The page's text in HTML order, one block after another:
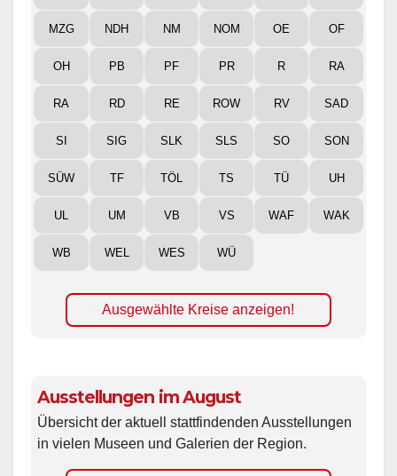
MZG NDH NM NOM OE OF
OH PB PF PR R RA
RA RD RE ROW RV SAD
SI SIG SLK SLS SO SON
SÜW TF TÖL TS TÜ UH
UL UM VB VS WAF WAK
WB WEL WES WÜ
Ausgewählte Kreise anzeigen!
Ausstellungen im August
Übersicht der aktuell stattfindenden Ausstellungen
in vielen Museen und Galerien der Region.